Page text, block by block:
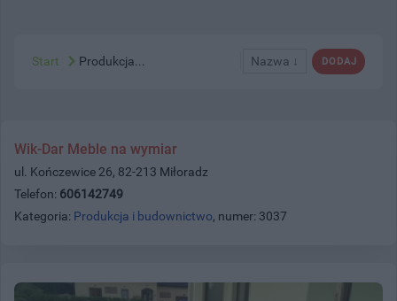
DODAJ
Nazwa ↓
Start Produkcja...
Wik-Dar Meble na wymiar
ul. Kończewice 26, 82-213 Miłoradz
Telefon: 606142749
Kategoria: Produkcja i budownictwo, numer: 3037